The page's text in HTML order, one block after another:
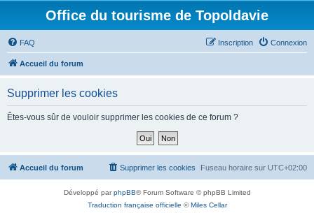
Office du tourisme de Topoldavie
FAQ Connexion
Inscription
Accueil du forum
Supprimer les cookies
Êtes-vous sûr de vouloir supprimer les cookies de ce forum ?
Accueil du forum Fuseau horaire sur UTC+02:00
Supprimer les cookies
Développé parphpBB® Forum Software © phpBB Limited
Traduction française officielle ©Miles Cellar